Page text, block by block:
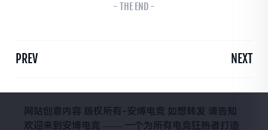
- THE END -
PREV NEXT
网站创意内容 版权所有-安博电竞 如想转发 请告知
欢迎来到安博电竞 —— 一个为所有电竞狂热者打造